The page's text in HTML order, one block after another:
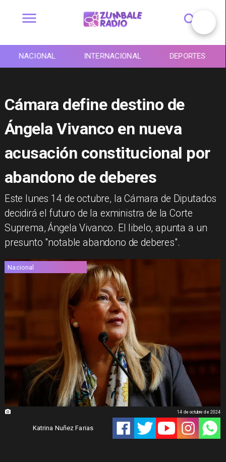
NACIONAL INTERNACIONAL DEPORTES
Cámara define destino de
Ángela Vivanco en nueva
acusación constitucional por
abandono de deberes
​Este lunes 14 de octubre, la Cámara de Diputados
decidirá el futuro de la exministra de la Corte
Suprema, Ángela Vivanco. El libelo, apunta a un
presunto "notable abandono de deberes".
Nacional
Katrina Nuñez Farias
14 de octubre de 2024